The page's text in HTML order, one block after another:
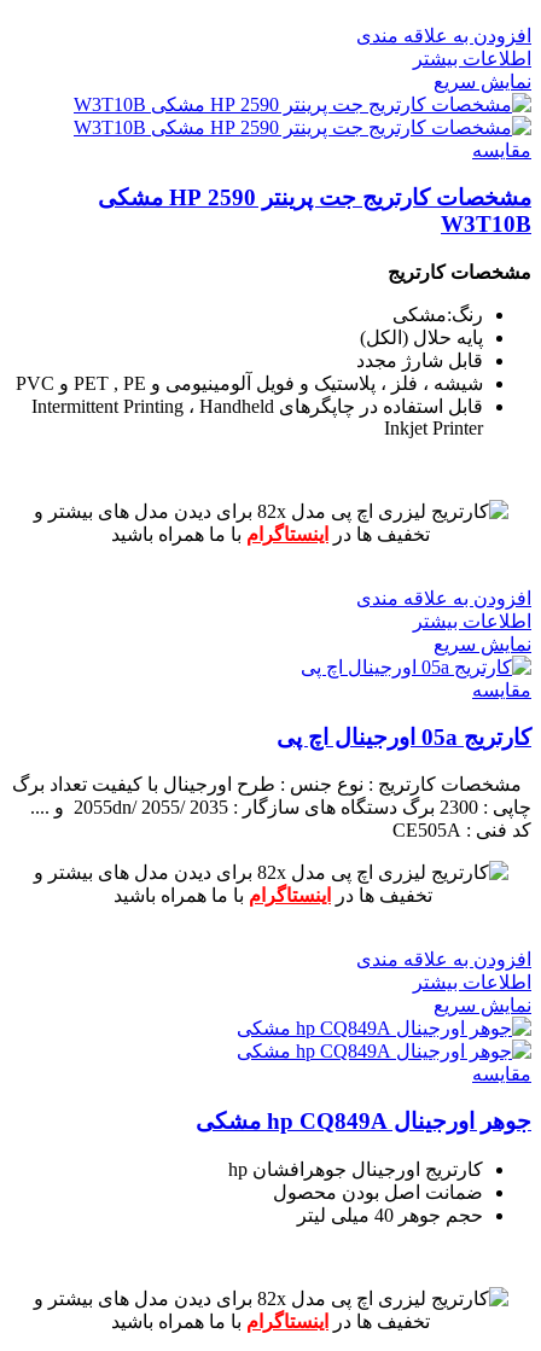
افزودن به علاقه مندی
اطلاعات بیشتر
نمایش سریع
مقايسه
مشخصات کارتریج جت پرینتر 2590 HP مشکی
W3T10B
مشخصات کارتریج
رنگ:مشکی
پایه حلال (الکل)
قابل شارژ مجدد
شیشه ، فلز ، پلاستیک و فویل آلومینیومی و PET , PE و PVC
قابل استفاده در چاپگرهای Intermittent Printing ، Handheld
Inkjet Printer
برای دیدن مدل های بیشتر و
تخفیف ها در
اینستاگرام با ما همراه باشید
افزودن به علاقه مندی
اطلاعات بیشتر
نمایش سریع
مقايسه
کارتریج 05a اورجینال اچ پی
مشخصات کارتریج : نوع جنس : طرح اورجینال با کیفیت تعداد برگ
چاپی : 2300 برگ
دستگاه های سازگار : 2055dn/ 2055/ 2035 و ....
کد فنی : CE505A
برای دیدن مدل های بیشتر و
تخفیف ها در
اینستاگرام با ما همراه باشید
افزودن به علاقه مندی
اطلاعات بیشتر
نمایش سریع
مقايسه
جوهر اورجینال hp CQ849A مشکی
کارتریج اورجینال جوهرافشان hp
ضمانت اصل بودن محصول
حجم جوهر 40 میلی لیتر
برای دیدن مدل های بیشتر و
تخفیف ها در
اینستاگرام با ما همراه باشید